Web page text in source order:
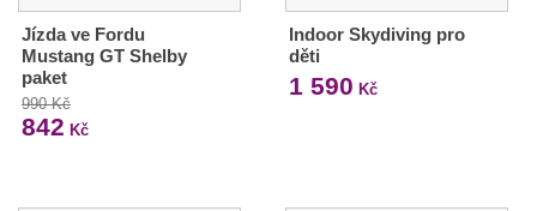
Jízda ve Fordu
Mustang GT Shelby
paket
990 Kč
842 Kč
Indoor Skydiving pro
děti
1 590 Kč